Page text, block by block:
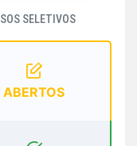
SELETIVOS
ABERTOS